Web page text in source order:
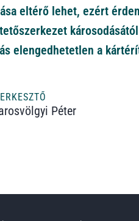
eltérő lehet, ezért
elengedhetetlen a
Péter